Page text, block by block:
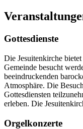
Gottesdienste
Die Jesuitenkirche
Gemeinde besucht
beeindruckenden
Atmosphäre. Die
Gottesdiensten
erleben. Die
Orgelkonzerte